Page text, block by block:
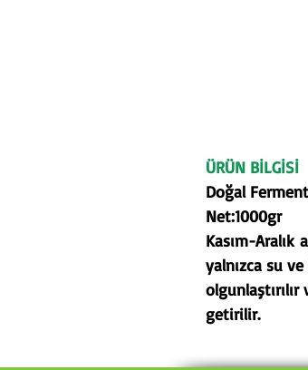
ÜRÜN BİLGİSİ
Doğal
Net:1000gr
Kasım-Aralık
yalnızca su
getirilir.